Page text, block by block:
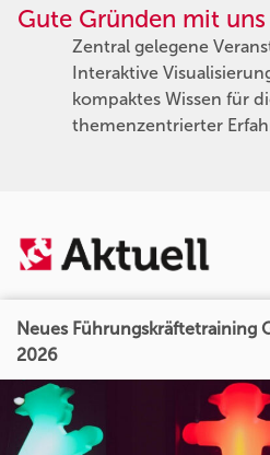
Gute Gründen mit
Zentral gelegene
Interaktive
kompaktes Wissen für
themenzentrierter
Neues Führungskräftetraining
2026